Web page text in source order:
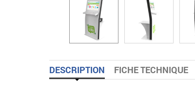
DESCRIPTION FICHE TECHNIQUE